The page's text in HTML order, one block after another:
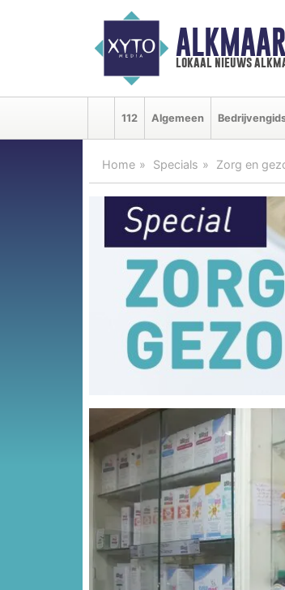
lokaal nieuws
112 Algemeen
Home Specials Zorg en